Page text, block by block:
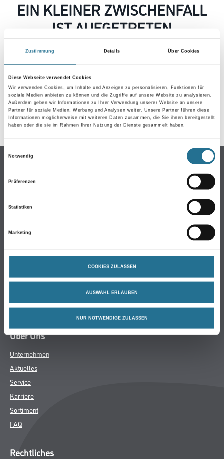
Zustimmung Details Über Cookies
Diese Webseite verwendet Cookies
Wir verwenden Cookies, um Inhalte und Anzeigen zu personalisieren, Funktionen für
soziale Medien anbieten zu können und die Zugriffe auf unsere Website zu analysieren.
Außerdem geben wir Informationen zu Ihrer Verwendung unserer Website an unsere
Partner für soziale Medien, Werbung und Analysen weiter. Unsere Partner führen diese
Informationen möglicherweise mit weiteren Daten zusammen, die Sie ihnen bereitgestellt
haben oder die sie im Rahmen Ihrer Nutzung der Dienste gesammelt haben.
Notwendig
Präferenzen
Statistiken
Marketing
COOKIES ZULASSEN
AUSWAHL ERLAUBEN
NUR NOTWENDIGE ZULASSEN
EIN KLEINER ZWISCHENFALL
IST AUFGETRETEN
Keine Sorge, wir pinseln schon an der Lösung und
werden das Problem so schnell wie möglich beheben.
Erkunden Sie in der Zwischenzeit unseren Online-Shop
und lassen Sie sich inspirieren.
ZURÜCK ZUM ONLINE-SHOP
Online-Shop
Farbe
Trockenbau
Bodenbeläge
Wand- & Deckenbeläge
Verbrauchsmaterialien
Hersteller
Über Uns
Unternehmen
Aktuelles
Service
Karriere
Sortiment
FAQ
Rechtliches